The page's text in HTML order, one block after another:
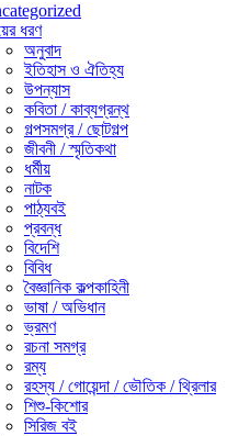
ধরণ
অনুবাদ
ইতিহাস ও ঐতিহ্য
উপন্যাস
কবিতা / কাব্যগ্রন্থ
গল্পসমগ্র / ছোটগল্প
জীবনী / স্মৃতিকথা
ধর্মীয়
নাটক
পাঠ্যবই
প্রবন্ধ
বিদেশি
বিবিধ
বৈজ্ঞানিক কল্পকাহিনী
ভাষা / অভিধান
ভ্রমণ
রচনা সমগ্র
রম্য
রহস্য / গোয়েন্দা / ভৌতিক / থ্রিলার
শিশু-কিশোর
সিরিজ বই